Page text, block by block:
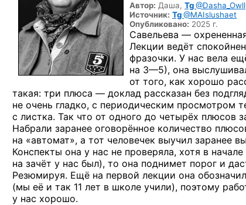
Автор: Даша, Tg@Dasha_Owll
Источник: Tg@MAIslushaet
Опубликовано: 2025 г.
Савельева —
Лекции ведёт
фразочки. У нас вела
на 3—5), она
от того, как хорошо
такая: три плюса — доклад рассказан без
не очень гладко, с периодическим просмотром
с листка. Так что от одного до четырёх плюсов
Набрали заранее оговорённое количество
на «автомат», а тот человечек выучил заранее
Конспекты она у нас не проверяла, хотя в
на зачёт у нас был), то она поднимет порог и
Резюмируя. Ещё на первой лекции она
(мы её и так 11 лет в школе учили), поэтому
у нас хорошо.